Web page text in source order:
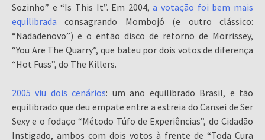
Sozinho” e “Is This It”. Em 2004,a votação foi bem mais
equilibrada consagrando Mombojó (e outro clássico:
“Nadadenovo”) e o então disco de retorno de Morrissey,
“You Are The Quarry”, que bateu por dois votos de diferença
“Hot Fuss”, do The Killers.
2005 viu dois cenários: um ano equilibrado Brasil, e tão
equilibrado que deu empate entre a estreia do Cansei de Ser
Sexy e o fodaço “Método Túfo de Experiências”, do Cidadão
Instigado, ambos com dois votos à frente de “Toda Cura